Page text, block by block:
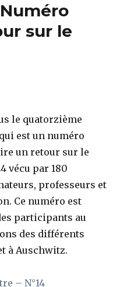
sur le
le quatorzième
est un numéro
un retour sur le
vécu par 180
professeurs et
Ce numéro est
participants au
des différents
à Auschwitz.
– N°14